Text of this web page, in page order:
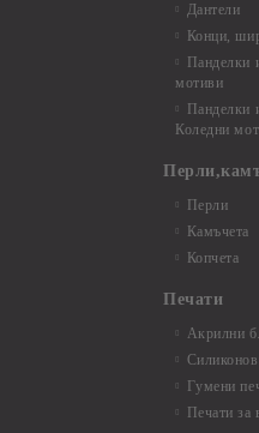
Дантели
Конци,
Панделки
мотиви
Панделки
Коледни
Перли
Камъчета
Копчета
Печати
Акрилни
Гумени
Печати за